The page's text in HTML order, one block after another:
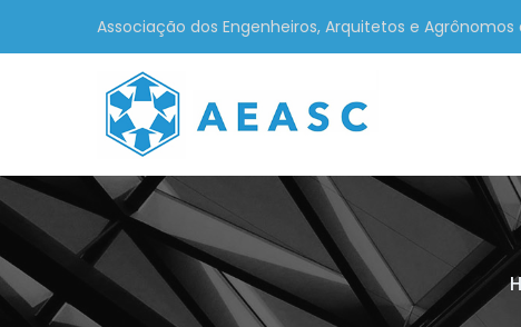
Associação dos Engenheiros, Arquitetos e Agrônomos